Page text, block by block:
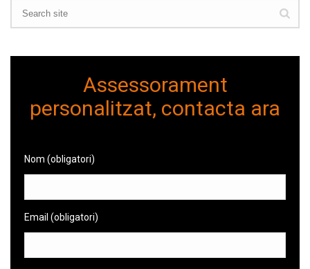
Assessorament
personalitzat, contacta ara
Nom (obligatori)
Email (obligatori)